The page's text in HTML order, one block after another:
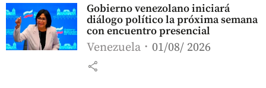
Gobierno venezolano iniciará
diálogo político la próxima semana
con encuentro presencial
Venezuela 01/08/ 2026
share